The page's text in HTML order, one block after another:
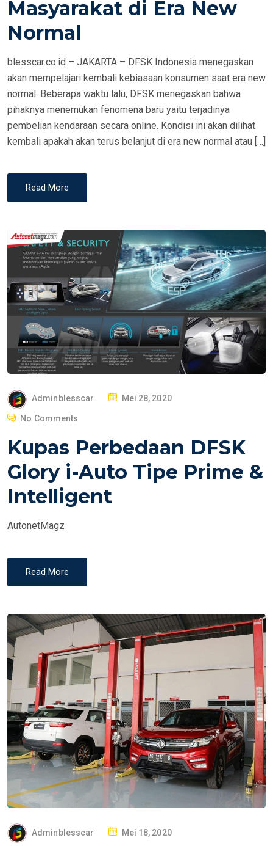
O
Masyarakat di Era New
Normal
blesscar.co.id – JAKARTA – DFSK Indonesia menegaskan
akan mempelajari kembali kebiasaan konsumen saat era new
normal. Beberapa waktu lalu, DFSK menegaskan bahwa
pihaknya menemukan fenomena baru yaitu terjadinya
pembelian kendaraan secara online. Kondisi ini akan dilihat
kembali apakah akan terus belanjut di era new normal atau […]
Read More
Adminblesscar
P
T
D
Mei 28, 2020
No Comments
Kupas Perbedaan DFSK
Glory i-Auto Tipe Prime &
Intelligent
AutonetMagz
Read More
Adminblesscar
PMei 18, 2020